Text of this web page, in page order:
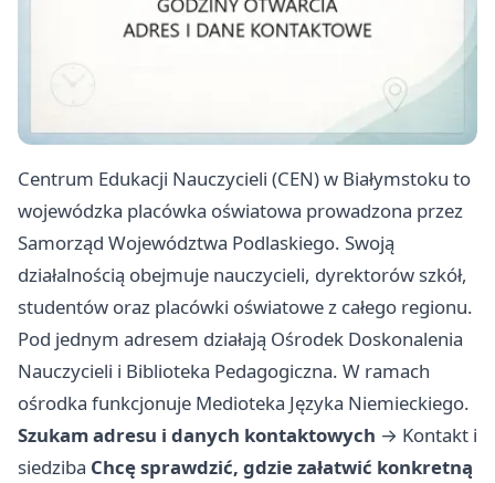
Centrum Edukacji Nauczycieli (CEN) w Białymstoku to
wojewódzka placówka oświatowa prowadzona przez
Samorząd Województwa Podlaskiego. Swoją
działalnością obejmuje nauczycieli, dyrektorów szkół,
studentów oraz placówki oświatowe z całego regionu.
Pod jednym adresem działają Ośrodek Doskonalenia
Nauczycieli i Biblioteka Pedagogiczna. W ramach
ośrodka funkcjonuje Medioteka Języka Niemieckiego.
Szukam adresu i danych kontaktowych → Kontakt i
siedziba Chcę sprawdzić, gdzie załatwić konkretną